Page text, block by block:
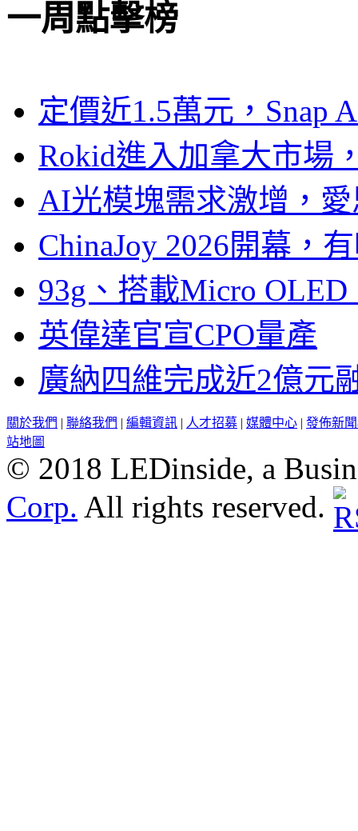
一周點擊榜
定價近1.5萬元，Snap
Rokid進入加拿大市場
AI光模塊需求激增，
ChinaJoy 2026開幕，
93g、搭載Micro
英偉達官宣CPO量產
廣納四維完成近2億元
關於我們 | 聯絡我們 | 編輯資訊 | 人才招募 | 媒體中心 | 發佈新
站地圖
© 2018 LEDinside, a
Corp. All rights reserved.